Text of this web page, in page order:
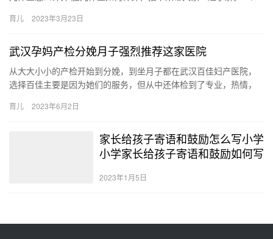
育儿 2023年3月23日
武汉孕妈产检分娩月子强烈推荐这家医院
从大大小小的产检开始到分娩，到坐月子都在武汉百佳妇产医院，
选择百佳主要是因为她们的服务，但从中还体检到了专业，热情，
娩，…
育儿 2023年6月2日
家长给孩子寄语和鼓励怎么写小学
小学家长给孩子寄语和鼓励如何写
2023年1月5日